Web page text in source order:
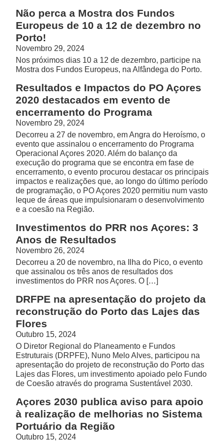
Não perca a Mostra dos Fundos
Europeus de 10 a 12 de dezembro no
Porto!
Novembro 29, 2024
Nos próximos dias 10 a 12 de dezembro, participe na
Mostra dos Fundos Europeus, na Alfândega do Porto.
Resultados e Impactos do PO Açores
2020 destacados em evento de
encerramento do Programa
Novembro 29, 2024
Decorreu a 27 de novembro, em Angra do Heroísmo, o
evento que assinalou o encerramento do Programa
Operacional Açores 2020. Além do balanço da
execução do programa que se encontra em fase de
encerramento, o evento procurou destacar os principais
impactos e realizações que, ao longo do último período
de programação, o PO Açores 2020 permitiu num vasto
leque de áreas que impulsionaram o desenvolvimento
e a coesão na Região.
Investimentos do PRR nos Açores: 3
Anos de Resultados
Novembro 26, 2024
Decorreu a 20 de novembro, na Ilha do Pico, o evento
que assinalou os três anos de resultados dos
investimentos do PRR nos Açores. O […]
DRFPE na apresentação do projeto da
reconstrução do Porto das Lajes das
Flores
Outubro 15, 2024
O Diretor Regional do Planeamento e Fundos
Estruturais (DRPFE), Nuno Melo Alves, participou na
apresentação do projeto de reconstrução do Porto das
Lajes das Flores, um investimento apoiado pelo Fundo
de Coesão através do programa Sustentável 2030.
Açores 2030 publica aviso para apoio
à realização de melhorias no Sistema
Portuário da Região
Outubro 15, 2024